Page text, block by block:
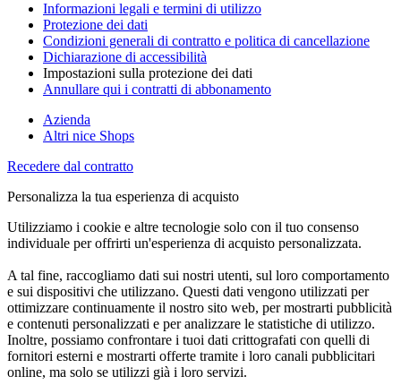
Informazioni legali e termini di utilizzo
Protezione dei dati
Condizioni generali di contratto e politica di cancellazione
Dichiarazione di accessibilità
Impostazioni sulla protezione dei dati
Annullare qui i contratti di abbonamento
Azienda
Altri nice Shops
Recedere dal contratto
Personalizza la tua esperienza di acquisto
Utilizziamo i cookie e altre tecnologie solo con il tuo consenso
individuale per offrirti un'esperienza di acquisto personalizzata.
A tal fine, raccogliamo dati sui nostri utenti, sul loro comportamento
e sui dispositivi che utilizzano. Questi dati vengono utilizzati per
ottimizzare continuamente il nostro sito web, per mostrarti pubblicità
e contenuti personalizzati e per analizzare le statistiche di utilizzo.
Inoltre, possiamo confrontare i tuoi dati crittografati con quelli di
fornitori esterni e mostrarti offerte tramite i loro canali pubblicitari
online, ma solo se utilizzi già i loro servizi.